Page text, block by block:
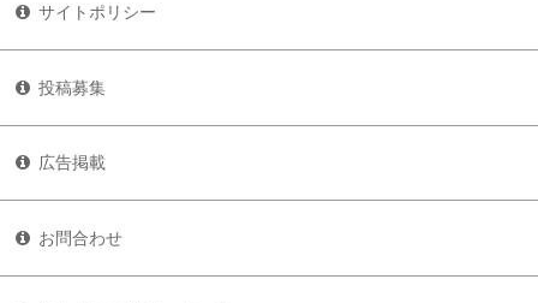
サイトポリシー
投稿募集
広告掲載
お問合わせ